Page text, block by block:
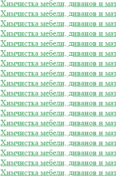
Химчистка мебели, диванов и
Химчистка мебели, диванов и
Химчистка мебели, диванов и
Химчистка мебели, диванов и
Химчистка мебели, диванов и
Химчистка мебели, диванов и
Химчистка мебели, диванов и
Химчистка мебели, диванов и
Химчистка мебели, диванов и
Химчистка мебели, диванов и
Химчистка мебели, диванов и
Химчистка мебели, диванов и
Химчистка мебели, диванов и
Химчистка мебели, диванов и
Химчистка мебели, диванов и
Химчистка мебели, диванов и
Химчистка мебели, диванов и
Химчистка мебели, диванов и